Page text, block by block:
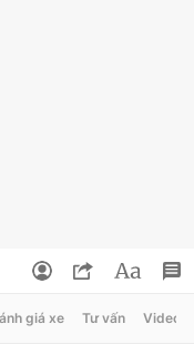
giá xe Tư vấn Video